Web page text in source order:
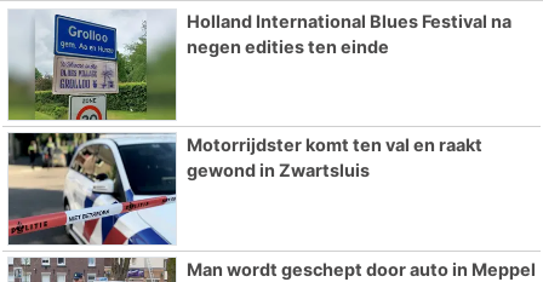
Holland International Blues Festival na
negen edities ten einde
Motorrijdster komt ten val en raakt
gewond in Zwartsluis
Man wordt geschept door auto in Meppel